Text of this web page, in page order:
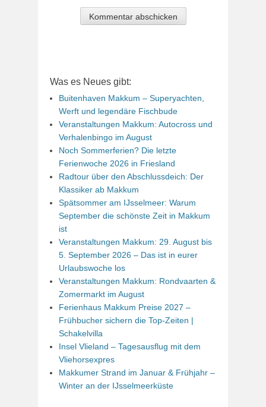
Was es Neues gibt:
Buitenhaven Makkum – Superyachten,
Werft und legendäre Fischbude
Veranstaltungen Makkum: Autocross und
Verhalenbingo im August
Noch Sommerferien? Die letzte
Ferienwoche 2026 in Friesland
Radtour über den Abschlussdeich: Der
Klassiker ab Makkum
Spätsommer am IJsselmeer: Warum
September die schönste Zeit in Makkum
ist
Veranstaltungen Makkum: 29. August bis
5. September 2026 – Das ist in eurer
Urlaubswoche los
Veranstaltungen Makkum: Rondvaarten &
Zomermarkt im August
Ferienhaus Makkum Preise 2027 –
Frühbucher sichern die Top-Zeiten |
Schakelvilla
Insel Vlieland – Tagesausflug mit dem
Vliehorsexpres
Makkumer Strand im Januar & Frühjahr –
Winter an der IJsselmeerküste